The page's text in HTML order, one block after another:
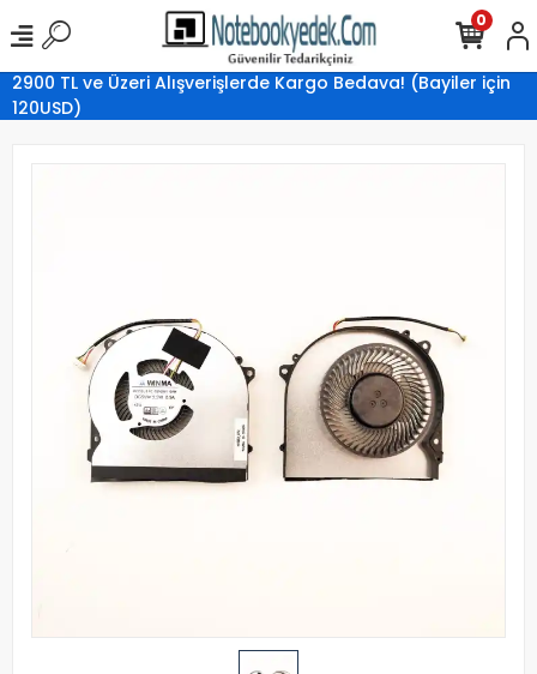
2900 TL ve Üzeri Alışverişlerde Kargo Bedava! (Bayiler için
120USD)
0